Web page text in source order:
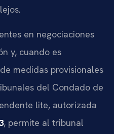
en negociaciones
y, cuando es
medidas provisionales
del Condado de
lite, autorizada
, permite al tribunal